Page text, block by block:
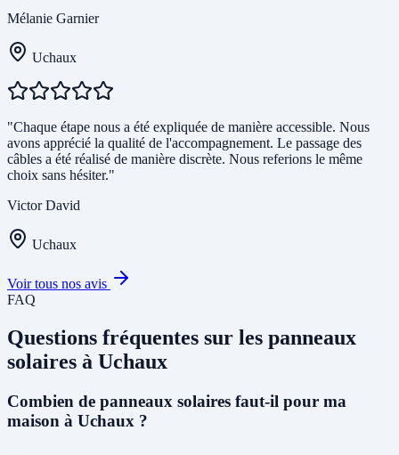
Mélanie Garnier
Uchaux
"Chaque étape nous a été expliquée de manière accessible. Nous
avons apprécié la qualité de l'accompagnement. Le passage des
câbles a été réalisé de manière discrète. Nous referions le même
choix sans hésiter."
Victor David
Uchaux
Voir tous nos avis
FAQ
Questions fréquentes sur les panneaux
solaires à Uchaux
Combien de panneaux solaires faut-il pour ma
maison à Uchaux ?